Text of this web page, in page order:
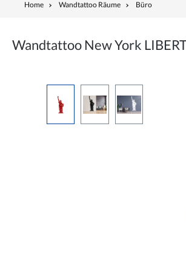
Home Wandtattoo Räume Büro
Wandtattoo New York